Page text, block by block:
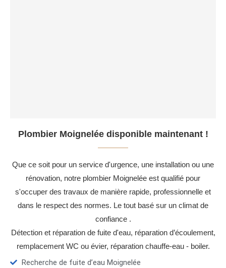
Plombier Moignelée disponible maintenant !
Que ce soit pour un service d'urgence, une installation ou une
rénovation, notre plombier Moignelée est qualifié pour
s'occuper des travaux de manière rapide, professionnelle et
dans le respect des normes. Le tout basé sur un climat de
confiance .
Détection et réparation de fuite d'eau, réparation d’écoulement,
remplacement WC ou évier, réparation chauffe-eau - boiler.
Recherche de fuite d’eau Moignelée